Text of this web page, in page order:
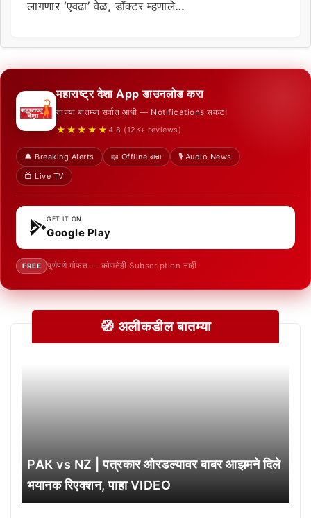
लागणार ‘एवढा’ वेळ, डॉक्टर म्हणाले…
महाराष्ट्र देशा App डाउनलोड करा
ताज्या बातम्या सर्वात आधी — Notifications सकट!
★★★★★ 4.8 (12K+ reviews)
🔔 Breaking Alerts 📖 Offline वाचा
🎙️ Audio News
📺 Live TV
GET IT ON
Google Play
FREE पूर्णपणे मोफत — कोणतेही Subscription नाही
🧭 अलीकडील बातम्या
PAK vs NZ | पत्रकार ओरडल्यावर बाबर आझमने दिले
भयानक रिएक्शन, पाहा VIDEO